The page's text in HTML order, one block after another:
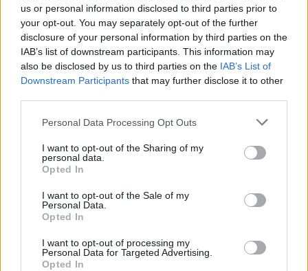
us or personal information disclosed to third parties prior to
your opt-out. You may separately opt-out of the further
disclosure of your personal information by third parties on the
IAB’s list of downstream participants. This information may
also be disclosed by us to third parties on the IAB’s List of
Downstream Participants that may further disclose it to other
Personal Data Processing Opt Outs
I want to opt-out of the Sharing of my
personal data.
Opted In
I want to opt-out of the Sale of my
Personal Data.
Opted In
I want to opt-out of processing my
Personal Data for Targeted Advertising.
Opted In
A Academia Sénior de Nine selecionou um grupo de
13 utentes (com 75 ou mais anos) com perfil e
vontade de trabalhar com estes alunos. Estes seniores
para o levantamento das suas dificuldades em usar
determina peça de vestuário. Aos mesmos foi pedido
que cedessem algumas das suas peças de vestuário
forma a que possam ser recicladas e ajustadas às
necessidades desses utilizadores.
No final desta parceria, as peças de vestuário serão
integradas num Desfile de Moda que os alunos dos